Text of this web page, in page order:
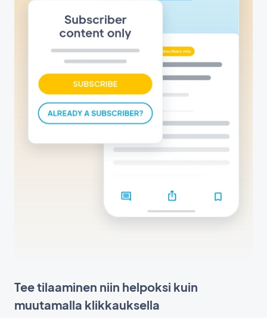
Tee tilaaminen niin helpoksi kuin
muutamalla klikkauksella